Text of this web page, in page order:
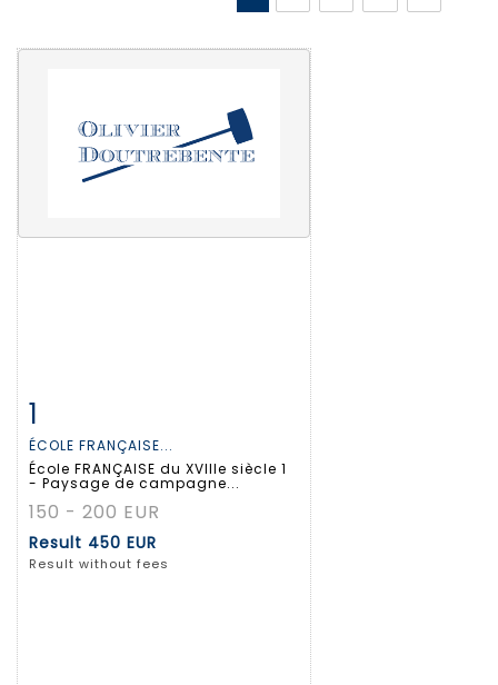
1
ÉCOLE FRANÇAISE...
École FRANÇAISE du XVIIIe siècle 1
- Paysage de campagne...
150 - 200 EUR
Result 450 EUR
Result without fees